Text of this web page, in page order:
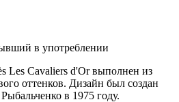
в употреблении
Les Cavaliers d'Or выполнен из
оттенков. Дизайн был создан
в 1975 году.